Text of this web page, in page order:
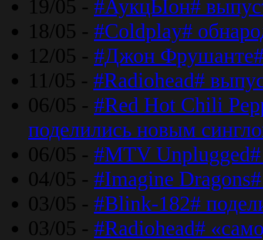
19/05 - #АукцЫон#
18/05 - #Coldplay#
12/05 - #Джон
11/05 - #Radiohead#
06/05 - #Red Hot Chili
поделились новым
06/05 - #MTV Unplugged#
04/05 - #Imagine
03/05 - #Blink-182#
03/05 - #Radiohead#